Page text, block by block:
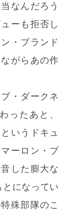
なんだろう
ーも拒否し
・ブランド
がらあの作
・ダークネ
ったあと、
いうドキュ
ーロン・ブ
した膨大な
とになってい
殊部隊のこ